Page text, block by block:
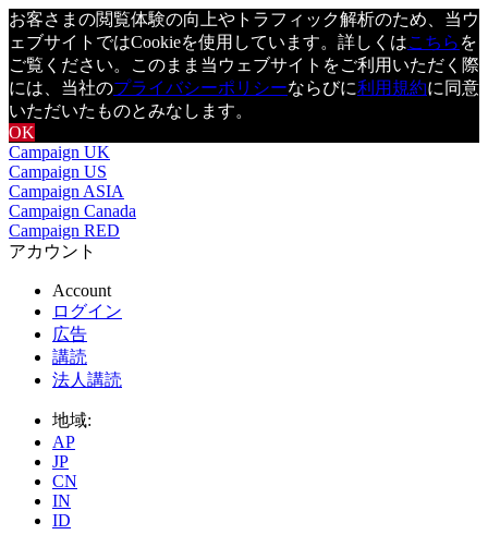
お客さまの閲覧体験の向上やトラフィック解析のため、当ウ
ェブサイトではCookieを使用しています。詳しくはこちら を
ご覧ください。このまま当ウェブサイトをご利用いただく際
には、当社のプライバシーポリシーならびに利用規約に同意
いただいたものとみなします。
OK
Campaign UK
Campaign US
Campaign ASIA
Campaign Canada
Campaign RED
アカウント
Account
ログイン
広告
講読
法人講読
地域:
AP
JP
CN
IN
ID